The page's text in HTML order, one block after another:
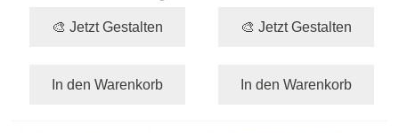
🎨 Jetzt Gestalten
In den Warenkorb
🎨 Jetzt Gestalten
In den Warenkorb